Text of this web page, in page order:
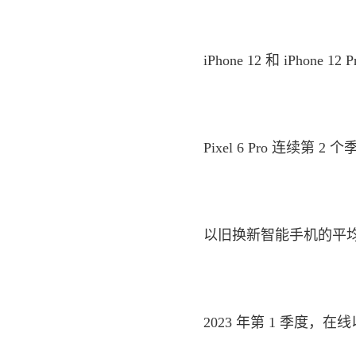
iPhone 12 和 iPhone 12
Pixel 6 Pro 连续第 2 个季
以旧换新智能手机的平均
2023 年第 1 季度，在线